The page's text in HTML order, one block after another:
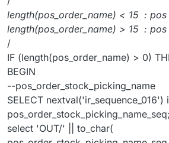
length(pos_order_name) < 15 :
length(pos_order_name) > 15 : pos
/
IF (length(pos_order_name) > 0)
BEGIN
--pos_order_stock_picking_name
SELECT nextval('ir_sequence_016')
pos_order_stock_picking_name_seq;
select 'OUT/' || to_char(